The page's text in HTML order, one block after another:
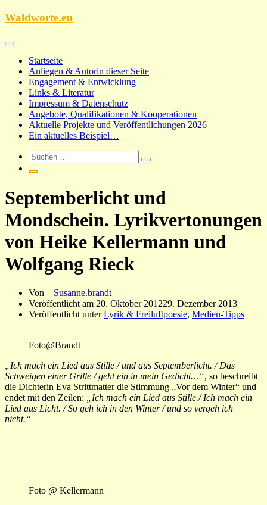
Zum
Waldworte.eu
Startseite
Anliegen & Autorin dieser Seite
Engagement & Entwicklung
Links & Literatur
Impressum & Datenschutz
Angebote, Qualifikationen & Kooperationen
Aktuelle Projekte und Veröffentlichungen 2026
Ein aktuelles Beispiel…
Septemberlicht und
Mondschein. Lyrikvertonungen
von Heike Kellermann und
Wolfgang Rieck
Von – Susanne.brandt
Veröffentlicht am 20. Oktober 201229. Dezember 2013
Veröffentlicht unterLyrik & Freiluftpoesie, Medien-Tipps
Foto@Brandt
„Ich mach ein Lied aus Stille / und aus Septemberlicht. / Das
Schweigen einer Grille / geht ein in mein Gedicht…“, so beschreibt
die Dichterin Eva Strittmatter die Stimmung „Vor dem Winter“ und
endet mit den Zeilen:
„Ich mach ein Lied aus Stille./ Ich mach ein
Lied aus Licht. / So geh ich in den Winter / und so vergeh ich
nicht.“
Foto @ Kellermann